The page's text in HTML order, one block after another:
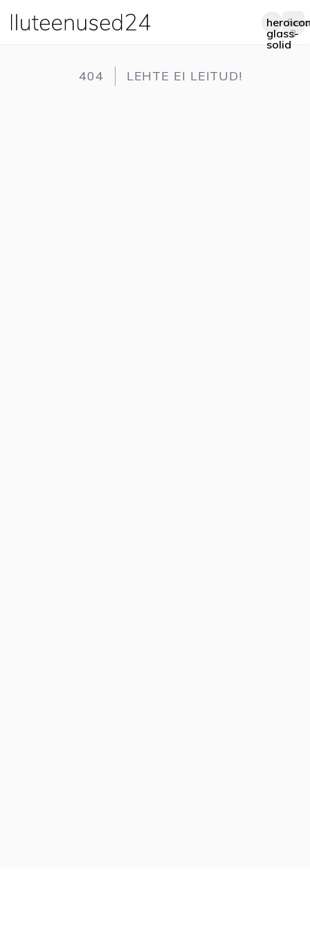
glass-
solid
3
404 LEHTE EI LEITUD!